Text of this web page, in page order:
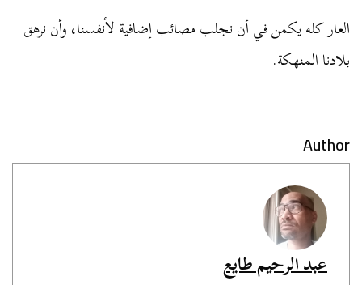
العار كله يكمن في أن نجلب مصائب إضافية لأنفسنا، وأن نرهق
بلادنا المنهكة.
Author
عبد الرحيم طايع